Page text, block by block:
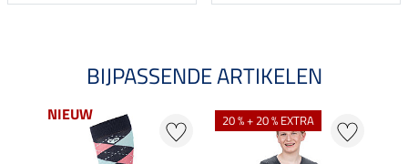
BIJPASSENDE ARTIKELEN
NIEUW 20 % + 20 % EXTRA